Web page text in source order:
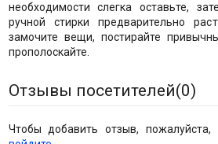
необходимости слегка оставьте,
ручной стирки предварительно
замочите вещи, постирайте
прополоскайте.
Отзывы посетителей(0)
Чтобы добавить отзыв, пожалуйста,